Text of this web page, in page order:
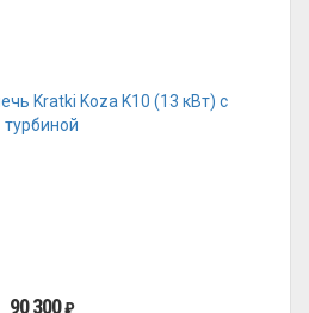
90 300₽